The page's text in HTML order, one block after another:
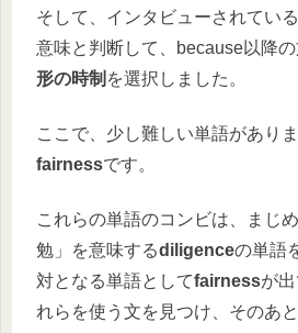
そして、インタビューされてい
意味と判断して、because以降の
形の時制 を選択しました。
ここで、少し難しい単語がありま
fairnessです。
これらの単語のコンビは、まじ
勉」を意味するdiligenceの単語
対となる単語としてfairnessが
れらを使う文を見つけ、そのあ